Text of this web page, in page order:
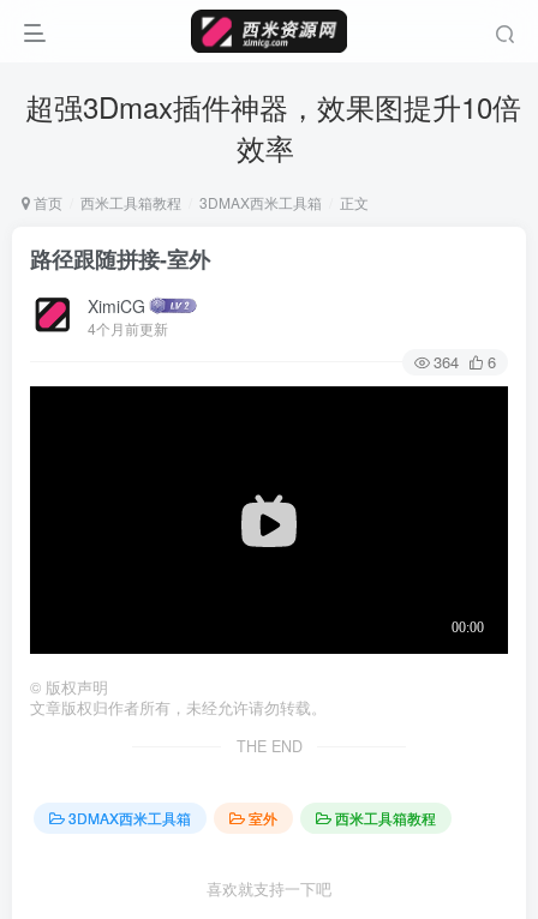
超强3Dmax插件神器，效果图提升10倍
效率
首页 西米工具箱教程 3DMAX西米工具箱 正文
路径跟随拼接-室外
XimiCG
4个月前更新
364 6
© 版权声明
文章版权归作者所有，未经允许请勿转载。
THE END
3DMAX西米工具箱 室外 西米工具箱教程
喜欢就支持一下吧